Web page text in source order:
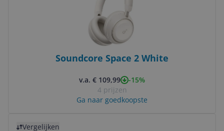
Soundcore Space 2 White
v.a. € 109,99
-15%
4 prijzen
Ga naar goedkoopste
Vergelijken